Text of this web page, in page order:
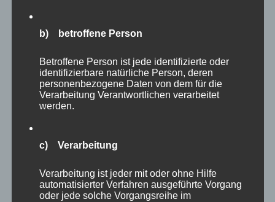
CURA SPORT DOBLOCK
b) betroffene Person
Betroffene Person ist jede identifizierte oder
identifizierbare natürliche Person, deren
personenbezogene Daten von dem für die
Verarbeitung Verantwortlichen verarbeitet
werden.
c) Verarbeitung
Verarbeitung ist jeder mit oder ohne Hilfe
automatisierter Verfahren ausgeführte Vorgang
oder jede solche Vorgangsreihe im